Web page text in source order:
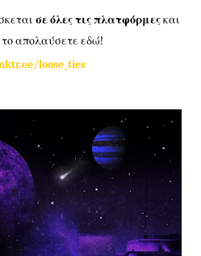
σε όλες τις πλατφόρμεςκαι
το απολαύσετε εδώ!
loose_ties